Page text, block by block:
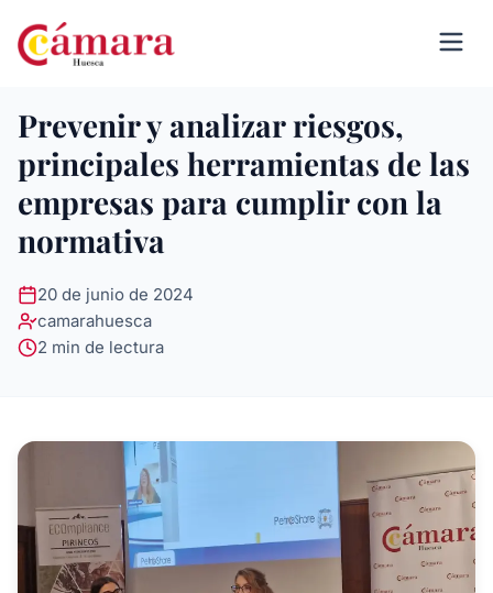
Prevenir y analizar riesgos,
principales herramientas de las
empresas para cumplir con la
normativa
20 de junio de 2024
camarahuesca
2 min de lectura